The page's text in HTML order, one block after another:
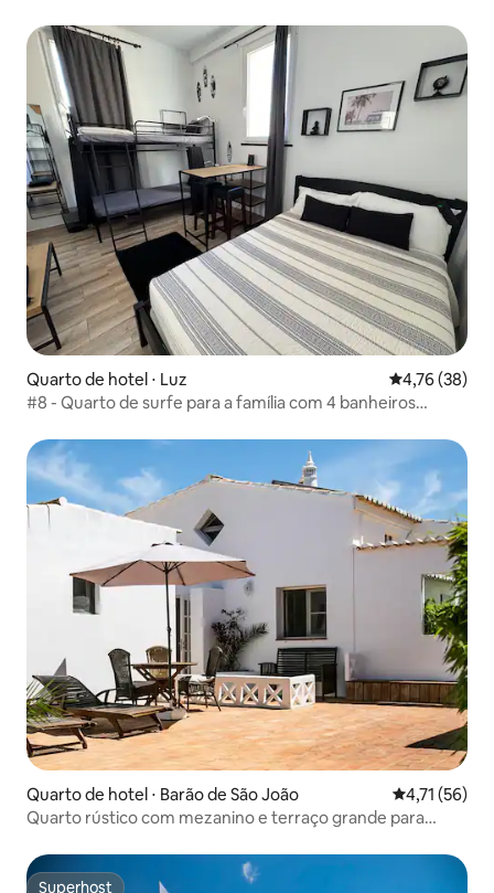
Quarto de hotel ⋅ Luz 4,76 de uma
4,76 (38)
#8 - Quarto de surfe para a família com 4 banheiros
Quarto de hotel ⋅ Barão de São João 4,71 de uma
4,71 (56)
Quarto rústico com mezanino e terraço grande para
Superhost